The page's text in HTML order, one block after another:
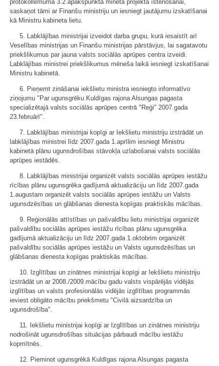
protokollēmuma 3.2.apakšpunktā minētā projekta īstenošanai,
saskaņot tāmi ar Finanšu ministriju un iesniegt jautājumu izskatīšanai
kā Ministru kabineta lietu.
5. Labklājības ministrijai izveidot darba grupu, kurā iesaistīt arī
Veselības ministrijas un Finanšu ministrijas pārstāvjus, lai sagatavotu
priekšlikumus par jauna valsts sociālās aprūpes centra izveidi.
Labklājības ministrei priekšlikumus mēneša laikā iesniegt izskatīšanai
Ministru kabinetā.
6. Pieņemt zināšanai iekšlietu ministra iesniegto informatīvo
ziņojumu "Par ugunsgrēku Kuldīgas rajona Alsungas pagasta
specializētajā valsts sociālās aprūpes centrā "Reģi" 2007.gada
23.februārī".
7. Labklājības ministrijai kopīgi ar Iekšlietu ministriju izstrādāt un
labklājības ministrei līdz 2007.gada 1.aprīlim iesniegt Ministru
kabinetā plānu ugunsdrošības stāvokļa uzlabošanai valsts sociālās
aprūpes iestādēs.
8. Labklājības ministrijai organizēt valsts sociālās aprūpes iestāžu
rīcības plānu ugunsgrēka gadījumā aktualizāciju un līdz 2007.gada
1.augustam organizēt valsts sociālās aprūpes iestāžu un Valsts
ugunsdzēsības un glābšanas dienesta kopīgas praktiskās mācības.
9. Reģionālās attīstības un pašvaldību lietu ministrijai organizēt
pašvaldību sociālās aprūpes iestāžu rīcības plānu ugunsgrēka
gadījumā aktualizāciju un līdz 2007.gada 1.oktobrim organizēt
pašvaldību sociālās aprūpes iestāžu un Valsts ugunsdzēsības un
glābšanas dienesta kopīgas praktiskās mācības.
10. Izglītības un zinātnes ministrijai kopīgi ar Iekšlietu ministriju
izstrādāt un ar 2008./2009.mācību gadu valsts vispārējās vidējās
izglītības un valsts profesionālās vidējās izglītības programmās
ieviest obligāto mācību priekšmetu "Civilā aizsardzība un
ugunsdrošība".
11. Iekšlietu ministrijai kopīgi ar Izglītības un zinātnes ministriju
nodrošināt ugunsdrošības situācijas pārbaudi mācību iestāžu
kopmītnēs.
12. Pieminot ugunsgrēkā Kuldīgas rajona Alsungas pagasta